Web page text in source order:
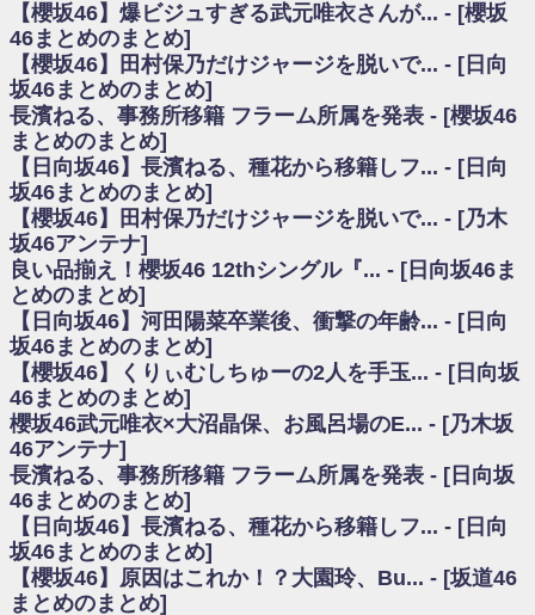
日向坂46まとめのまとめ / 【日向坂46】富田鈴花1st写真集、発売記念記者
会見の模様がこちら！
乃木坂欅坂まとめのまとめ / 【日向坂46】河田陽菜卒業の影響、ガチでデ
カそう...
欅坂あんてな ～欅坂46のニュース・情報・話題をピックアップ / れなッ
ピーズ集結！櫻坂46守屋麗奈×遠藤理子、8/6「ラヴィット！」水曜スタジオ出
演決定
欅坂/日向坂46まとめのまとめ / 【櫻坂46】田村保乃だけジャージを脱いで
いた理由
日向坂46まとめのまとめ / 【日向坂46】若林さん「笑えないぐらい師匠だ
から」佐々木久美と卒業後初の共演の様子がこちら！【激レアさん】
日向坂46まとめのまとめ / 【元日向坂46】情報解禁前で言えない！？丹生
ちゃん、メンバーと会った模様
乃木坂欅坂まとめのまとめ / 【日向坂46】この月、何かあるのか！？『お
願いバッハ！』ミーグリ日程がこちら
欅坂/日向坂46まとめのまとめ / 【櫻坂46】ミーグリで喧嘩！？山下瞳月、
これはマジギレしてる
乃木坂46アンテナ / 【櫻坂46】ハリソン守屋「ゆーづのせいです」【ラヴ
ィット!】
乃木坂あんてな ～乃木坂46・欅坂46・日向坂46のニュース・情報・話題
をピックアップ / 良い品揃え！櫻坂46 12thシングル『Make or Break』オフィ
シャルグッズ絶賛販売受付中
日向坂46まとめのまとめ / 【日向坂46】この月、何かあるのか！？『お願
いバッハ！』ミーグリ日程がこちら
日向坂46まとめのまとめ / 【元日向坂46】この卒業生、めちゃくちゃテレ
ビで見かけるな
欅坂/日向坂46まとめのまとめ / 【櫻坂46】リアルミーグリであの販売も！
『Make or Break』オフィシャルグッズ解禁
【櫻坂46】爆ビジュすぎる武元唯衣さんが... - [櫻坂
46まとめのまとめ]
【櫻坂46】田村保乃だけジャージを脱いで... - [日向
坂46まとめのまとめ]
長濱ねる、事務所移籍 フラーム所属を発表 - [櫻坂46
まとめのまとめ]
【日向坂46】長濱ねる、種花から移籍しフ... - [日向
坂46まとめのまとめ]
【櫻坂46】田村保乃だけジャージを脱いで... - [乃木
坂46アンテナ]
良い品揃え！櫻坂46 12thシングル『... - [日向坂46ま
とめのまとめ]
【日向坂46】河田陽菜卒業後、衝撃の年齢... - [日向
坂46まとめのまとめ]
【櫻坂46】くりぃむしちゅーの2人を手玉... - [日向坂
46まとめのまとめ]
櫻坂46武元唯衣×大沼晶保、お風呂場のE... - [乃木坂
46アンテナ]
長濱ねる、事務所移籍 フラーム所属を発表 - [日向坂
46まとめのまとめ]
【日向坂46】長濱ねる、種花から移籍しフ... - [日向
坂46まとめのまとめ]
【櫻坂46】原因はこれか！？大園玲、Bu... - [坂道46
まとめのまとめ]